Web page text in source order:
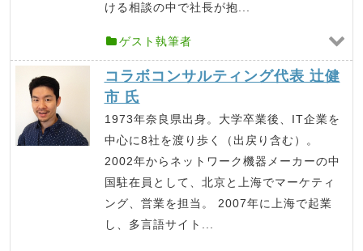
ける相談の中で社長が抱...
ゲスト執筆者
コラボコンサルティング代表 辻健
市 氏
1973年奈良県出身。大学卒業後、IT企業を
中心に8社を渡り歩く（出戻り含む）。
2002年からネットワーク機器メーカーの中
国駐在員として、北京と上海でマーケティ
ング、営業を担当。 2007年に上海で起業
し、多言語サイト...